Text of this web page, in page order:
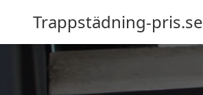
Trappstädning-pris.se